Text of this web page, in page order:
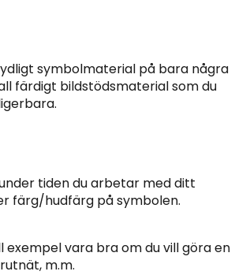
symbolmaterial på bara några
färdigt bildstödsmaterial som du
tiden du arbetar med ditt
färg/hudfärg på symbolen.
exempel vara bra om du vill göra en
m.m.